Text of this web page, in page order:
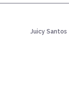
Juicy Santos